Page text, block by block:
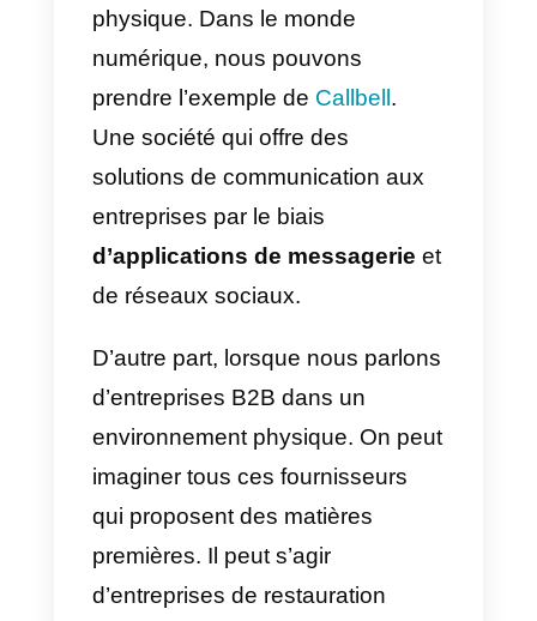
bonne stratégie pour votre client
idéal.
À partir de maintenant, nous
allons vous apprendre ce que
sont les ventes B2C et les
ventes B2B: quelles sont les
Qu’est-ce que le B2B?
Une entreprise B2B est une
entreprise qui commercialise des
produits ou des services à